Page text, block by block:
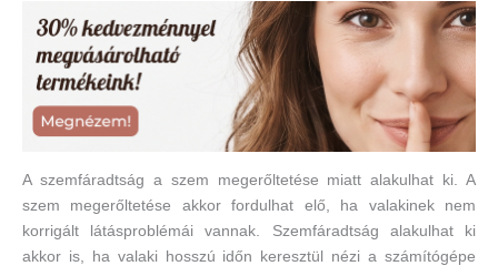
A szemfáradtság a szem megerőltetése miatt alakulhat ki. A
szem megerőltetése akkor fordulhat elő, ha valakinek nem
korrigált látásproblémái vannak. Szemfáradtság alakulhat ki
akkor is, ha valaki hosszú időn keresztül nézi a számítógépe